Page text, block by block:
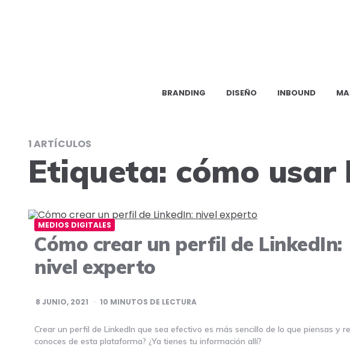
BRANDING DISEÑO INBOUND
1 ARTÍCULOS
Etiqueta: cómo usar
MEDIOS DIGITALES
Cómo crear un perfil de LinkedIn:
nivel experto
8 JUNIO, 2021 10 MINUTOS DE LECTURA
Crear un perfil de LinkedIn que sea efectivo es más sencillo de lo que piensas y
conoces de esta plataforma? ¿Ya tienes tu información allí?